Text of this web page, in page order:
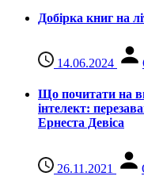
Добірка книг на
14.06.2024
Що почитати на
інтелект:
Ернеста Девіса
26.11.2021